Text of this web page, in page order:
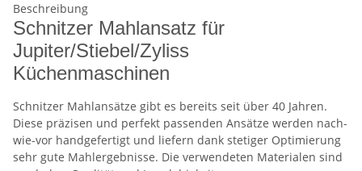
Beschreibung
Schnitzer Mahlansatz für
Jupiter/Stiebel/Zyliss
Küchenmaschinen
Schnitzer Mahlansätze gibt es bereits seit über 40 Jahren.
Diese präzisen und perfekt passenden Ansätze werden nach-
wie-vor handgefertigt und liefern dank stetiger Optimierung
sehr gute Mahlergebnisse. Die verwendeten Materialen sind